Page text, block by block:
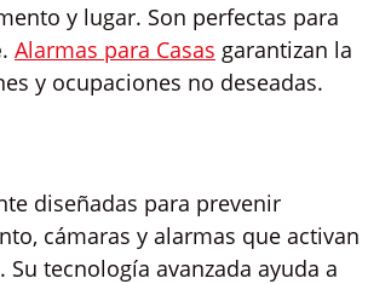
y lugar. Son perfectas para
. Alarmas para Casas garantizan la
y ocupaciones no deseadas.
diseñadas para prevenir
cámaras y alarmas que activan
tecnología avanzada ayuda a